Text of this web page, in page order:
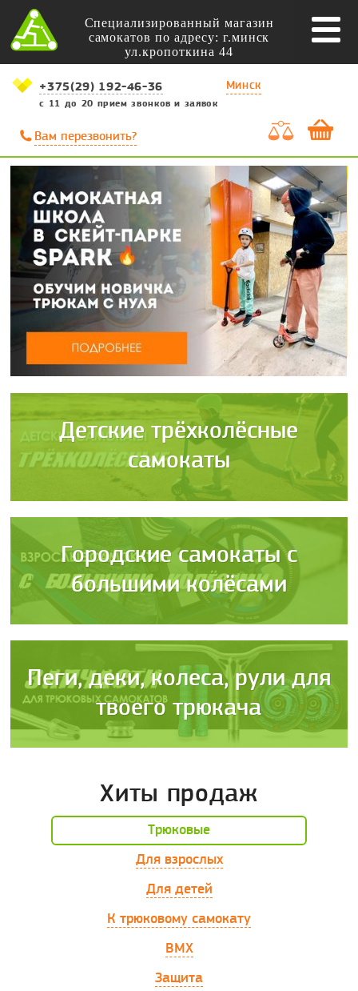
Специализированный магазин
самокатов по адресу: г.минск
ул.кропоткина 44
+375(29) 192-46-36
с 11 до 20 прием звонков и заявок
Минск
Вам перезвонить?
Детские трёхколёсные
самокаты
Городские самокаты с
большими колёсами
Пеги, деки, колеса, рули для
твоего трюкача
Хиты продаж
Трюковые
Для взрослых
Для детей
К трюковому самокату
BMX
Защита